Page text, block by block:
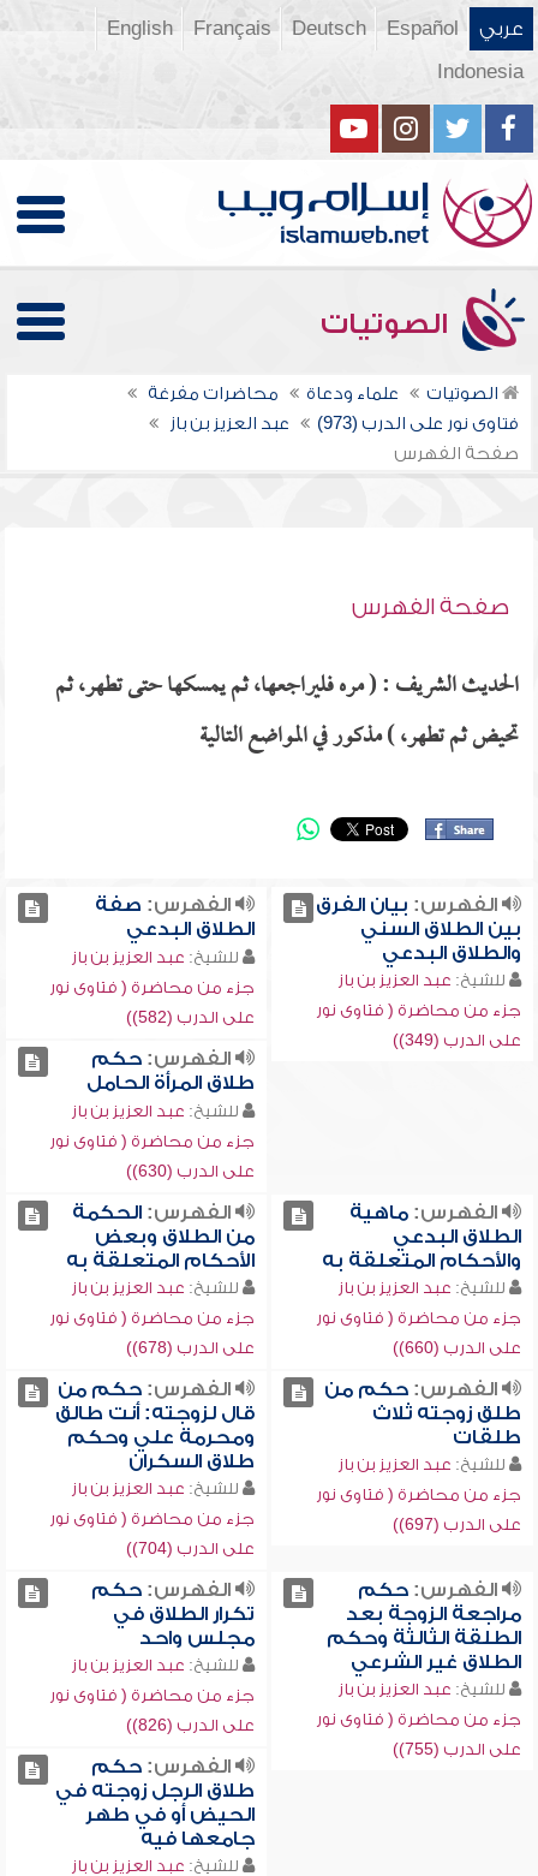
عربي Español
Deutsch
Français
English
Indonesia
الصوتيات
الصوتيات علماء ودعاة
محاضرات مفرغة
فتاوى نور على الدرب (973)
عبد العزيز بن باز
صفحة الفهرس
صفحة الفهرس
الحديث الشريف : ( مره فليراجعها، ثم يمسكها حتى تطهر، ثم
تحيض ثم تطهر، ) مذكور في المواضع التالية
الفهرس: بيان الفرق
بين الطلاق السني
والطلاق البدعي
للشيخ: عبد العزيز بن باز
جزء من محاضرة ( فتاوى نور
على الدرب (349))
الفهرس: صفة
الطلاق البدعي
للشيخ: عبد العزيز بن باز
جزء من محاضرة ( فتاوى نور
على الدرب (582))
الفهرس:حكم
طلاق المرأة الحامل
للشيخ: عبد العزيز بن باز
جزء من محاضرة ( فتاوى نور
على الدرب (630))
الفهرس:ماهية
الطلاق البدعي
والأحكام المتعلقة به
للشيخ: عبد العزيز بن باز
جزء من محاضرة ( فتاوى نور
على الدرب (660))
الفهرس:الحكمة
من الطلاق وبعض
الأحكام المتعلقة به
للشيخ: عبد العزيز بن باز
جزء من محاضرة ( فتاوى نور
على الدرب (678))
الفهرس:حكم من
طلق زوجته ثلاث
طلقات
للشيخ: عبد العزيز بن باز
جزء من محاضرة ( فتاوى نور
على الدرب (697))
الفهرس:حكم من
قال لزوجته: أنت طالق
ومحرمة علي وحكم
طلاق السكران
للشيخ: عبد العزيز بن باز
جزء من محاضرة ( فتاوى نور
على الدرب (704))
الفهرس:حكم
مراجعة الزوجة بعد
الطلقة الثالثة وحكم
الطلاق غير الشرعي
للشيخ: عبد العزيز بن باز
جزء من محاضرة ( فتاوى نور
على الدرب (755))
الفهرس:حكم
تكرار الطلاق في
مجلس واحد
للشيخ: عبد العزيز بن باز
جزء من محاضرة ( فتاوى نور
على الدرب (826))
الفهرس:حكم
طلاق الرجل زوجته في
الحيض أو في طهر
جامعها فيه
للشيخ: عبد العزيز بن باز